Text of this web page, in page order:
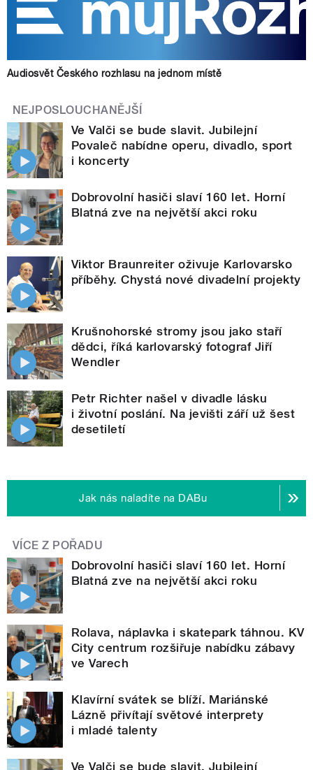
Audiosvět Českého rozhlasu na jednom místě
NEJPOSLOUCHANĚJŠÍ
Ve Valči se bude slavit. Jubilejní
Povaleč nabídne operu, divadlo, sport
i koncerty
Dobrovolní hasiči slaví 160 let. Horní
Blatná zve na největší akci roku
Viktor Braunreiter oživuje Karlovarsko
příběhy. Chystá nové divadelní projekty
Krušnohorské stromy jsou jako staří
dědci, říká karlovarský fotograf Jiří
Wendler
Petr Richter našel v divadle lásku
i životní poslání. Na jevišti září už šest
desetiletí
Jak nás naladíte na DABu
VÍCE Z POŘADU
Dobrovolní hasiči slaví 160 let. Horní
Blatná zve na největší akci roku
Rolava, náplavka i skatepark táhnou. KV
City centrum rozšiřuje nabídku zábavy
ve Varech
Klavírní svátek se blíží. Mariánské
Lázně přivítají světové interprety
i mladé talenty
Ve Valči se bude slavit. Jubilejní